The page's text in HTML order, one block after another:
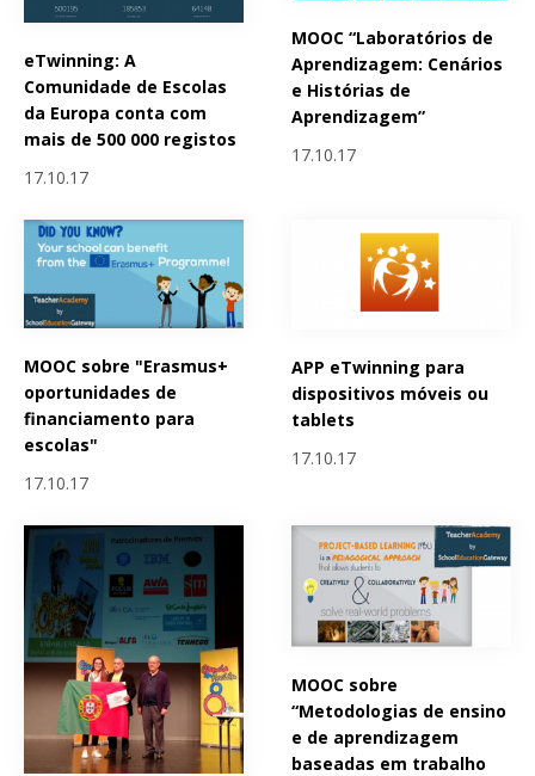
eTwinning: A
Comunidade de Escolas
da Europa conta com
mais de 500 000 registos
17.10.17
MOOC “Laboratórios de
Aprendizagem: Cenários
e Histórias de
Aprendizagem”
17.10.17
MOOC sobre "Erasmus+
oportunidades de
financiamento para
escolas"
17.10.17
APP eTwinning para
dispositivos móveis ou
tablets
17.10.17
MOOC sobre
“Metodologias de ensino
e de aprendizagem
baseadas em trabalho